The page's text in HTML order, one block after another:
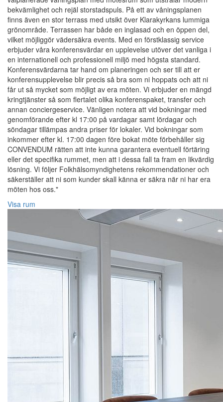
bekvämlighet och rejäl storstadspuls. På ett av våningsplanen
finns även en stor terrass med utsikt över Klarakyrkans lummiga
grönområde. Terrassen har både en inglasad och en öppen del,
vilket möjliggör vädersäkra events. Med en förstklassig service
erbjuder våra konferensvärdar en upplevelse utöver det vanliga i
en internationell och professionell miljö med högsta standard.
Konferensvärdarna tar hand om planeringen och ser till att er
konferensupplevelse blir precis så bra som ni hoppats och att ni
får ut så mycket som möjligt av era möten. Vi erbjuder en mängd
kringtjänster så som flertalet olika konferenspaket, transfer och
annan conciergeservice. Vänligen notera att vid bokningar med
genomförande efter kl 17:00 på vardagar samt lördagar och
söndagar tillämpas andra priser för lokaler. Vid bokningar som
inkommer efter kl. 17:00 dagen före bokat möte förbehåller sig
CONVENDUM rätten att inte kunna garantera eventuell förtäring
eller det specifika rummet, men att i dessa fall ta fram en likvärdig
lösning. Vi följer Folkhälsomyndighetens rekommendationer och
säkerställer att ni som kunder skall känna er säkra när ni har era
möten hos oss."
Visa rum